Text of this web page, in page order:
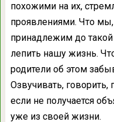
похожими на их,
проявлениями. Что
принадлежим до
лепить нашу жизнь.
родители об этом
Озвучивать, говорить,
если не получается
уже из своей жизни.